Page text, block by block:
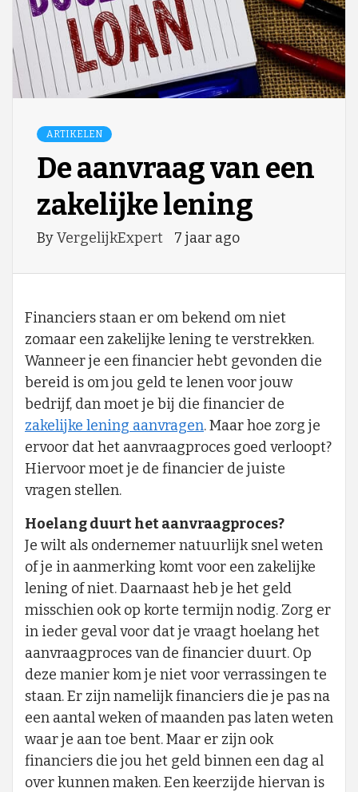
ARTIKELEN
De aanvraag van een
zakelijke lening
ByVergelijkExpert 7 jaar ago
Financiers staan er om bekend om niet
zomaar een zakelijke lening te verstrekken.
Wanneer je een financier hebt gevonden die
bereid is om jou geld te lenen voor jouw
bedrijf, dan moet je bij die financier de
zakelijke lening aanvragen. Maar hoe zorg je
ervoor dat het aanvraagproces goed verloopt?
Hiervoor moet je de financier de juiste
vragen stellen.
Hoelang duurt het aanvraagproces?
Je wilt als ondernemer natuurlijk snel weten
of je in aanmerking komt voor een zakelijke
lening of niet. Daarnaast heb je het geld
misschien ook op korte termijn nodig. Zorg er
in ieder geval voor dat je vraagt hoelang het
aanvraagproces van de financier duurt. Op
deze manier kom je niet voor verrassingen te
staan. Er zijn namelijk financiers die je pas na
een aantal weken of maanden pas laten weten
waar je aan toe bent. Maar er zijn ook
financiers die jou het geld binnen een dag al
over kunnen maken. Een keerzijde hiervan is